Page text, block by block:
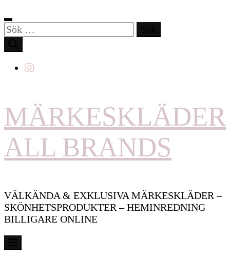
Sök
efter:
MÄRKESKLÄDER
ALL BRANDS
VÄLKÄNDA & EXKLUSIVA MÄRKESKLÄDER –
SKÖNHETSPRODUKTER – HEMINREDNING
BILLIGARE ONLINE